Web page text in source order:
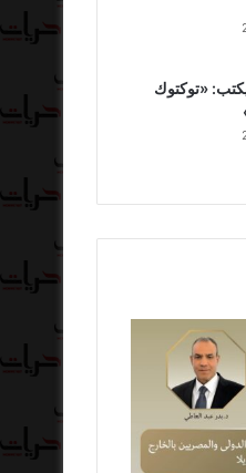
«توكتوك